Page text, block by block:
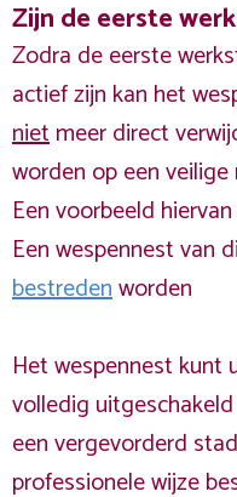
Zijn de eerste
Zodra de eerste
actief zijn kan het
nietmeer direct
worden op een veilige
Een voorbeeld
Een wespennest van
bestredenworden
Het wespennest kunt
volledig
een vergevorderd
professionele wijze